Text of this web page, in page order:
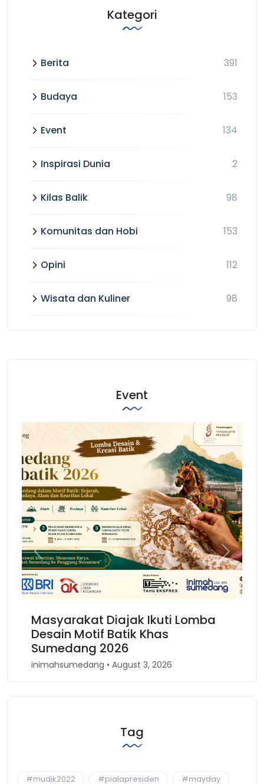
Kategori
Berita 391
Budaya 153
Event 134
Inspirasi Dunia 2
Kilas Balik 98
Komunitas dan Hobi 153
Opini 112
Wisata dan Kuliner 98
Event
Masyarakat Diajak Ikuti Lomba
Desain Motif Batik Khas
Sumedang 2026
inimahsumedang • August 3, 2026
Previous Next
Tag
#mudik2022 #pialapresiden #mayday